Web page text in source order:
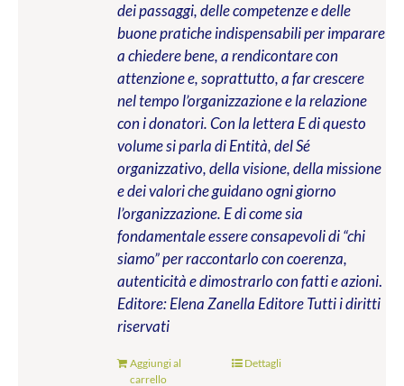
dei passaggi, delle competenze e delle
buone pratiche indispensabili per imparare
a chiedere bene, a rendicontare con
attenzione e, soprattutto, a far crescere
nel tempo l’organizzazione e la relazione
con i donatori. Con la lettera E di questo
volume si parla di Entità, del Sé
organizzativo, della visione, della missione
e dei valori che guidano ogni giorno
l’organizzazione. E di come sia
fondamentale essere consapevoli di “chi
siamo” per raccontarlo con coerenza,
autenticità e dimostrarlo con fatti e azioni.
Editore: Elena Zanella EditoreTutti i diritti
riservati
Aggiungi al
carrello
Dettagli